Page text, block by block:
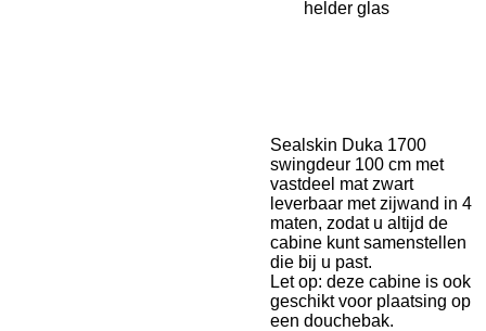
Sealskin Duka 1700
swingdeur 100 cm met
vastdeel mat zwart
leverbaar met zijwand in 4
maten, zodat u altijd de
cabine kunt samenstellen
die bij u past.
Let op: deze cabine is ook
geschikt voor plaatsing op
een douchebak.